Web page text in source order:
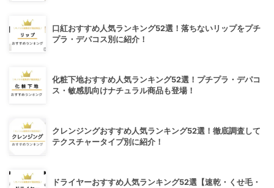
口紅おすすめ人気ランキング52選！落ちないリップをプチ
プラ・デパコス別に紹介！
化粧下地おすすめ人気ランキング52選！プチプラ・デパコ
ス・敏感肌向けナチュラル商品も登場！
クレンジングおすすめ人気ランキング52選！徹底調査して
テクスチャータイプ別に紹介！
ドライヤーおすすめ人気ランキング52選【速乾・くせ毛・